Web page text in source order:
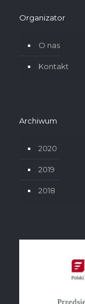
Organizator
O nas
Kontakt
Archiwum
2020
2019
2018